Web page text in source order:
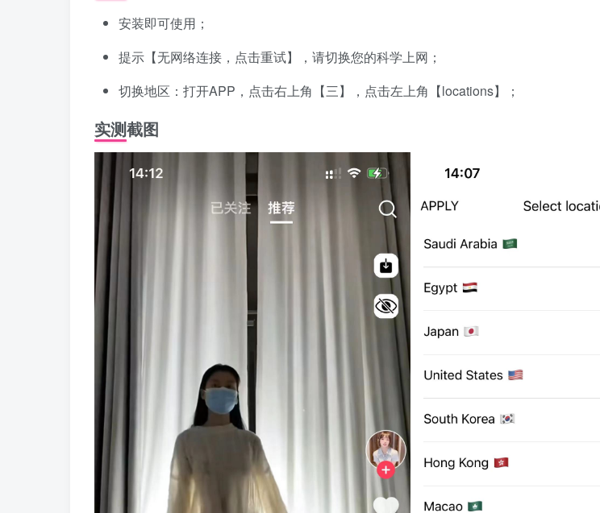
安装即可使用；
提示【无网络连接，点击重试】，请切换您的科学上网；
切换地区：打开APP，点击右上角【三】，点击左上角【locations】；
实测截图